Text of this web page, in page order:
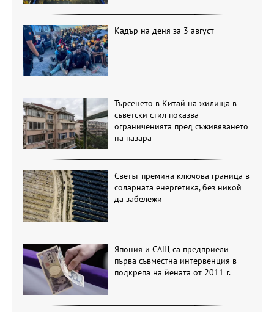
Кадър на деня за 3 август
Търсенето в Китай на жилища в
съветски стил показва
ограниченията пред съживяването
на пазара
Светът премина ключова граница в
соларната енергетика, без никой
да забележи
Япония и САЩ са предприели
първа съвместна интервенция в
подкрепа на йената от 2011 г.